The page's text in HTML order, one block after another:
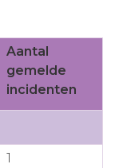
Aantal
gemelde
incidenten
1